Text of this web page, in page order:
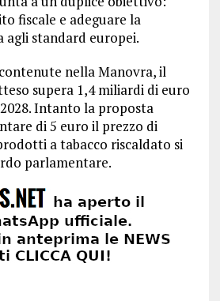
fiscale e adeguare la
agli standard europei.
nella Manovra, il
supera 1,4 miliardi di euro
Intanto la proposta
di 5 euro il prezzo di
a tabacco riscaldato si
parlamentare.